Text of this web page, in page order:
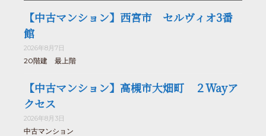
【中古マンション】西宮市 セルヴィオ3番
館
2026年8月7日
20階建 最上階
【中古マンション】高槻市大畑町 ２Wayア
クセス
2026年8月3日
中古マンション